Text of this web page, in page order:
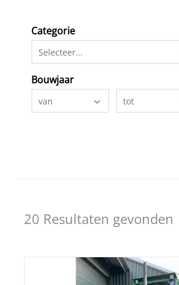
Categorie
Selecteer...
Bouwjaar
van tot
20 Resultaten gevonden